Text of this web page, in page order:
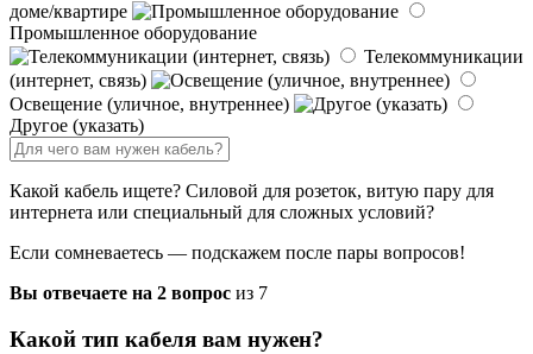
доме/квартире
Промышленное оборудование
Телекоммуникации
(интернет, связь)
Освещение (уличное, внутреннее)
Другое (указать)
Какой кабель ищете? Силовой для розеток, витую пару для
интернета или специальный для сложных условий?
Если сомневаетесь — подскажем после пары вопросов!
Вы отвечаете на 2 вопрос из 7
Какой тип кабеля вам нужен?